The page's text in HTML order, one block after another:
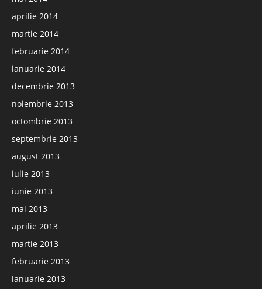
aprilie 2014
martie 2014
februarie 2014
ianuarie 2014
decembrie 2013
noiembrie 2013
octombrie 2013
septembrie 2013
august 2013
iulie 2013
iunie 2013
mai 2013
aprilie 2013
martie 2013
februarie 2013
ianuarie 2013